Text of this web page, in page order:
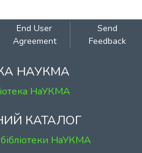
End User
Agreement
Send
Feedback
НАУКМА
НаУКМА
КАТАЛОГ
НаУКМА